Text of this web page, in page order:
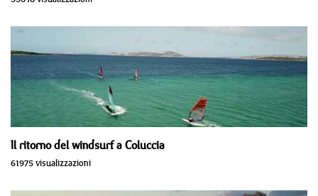
Il ritorno del windsurf a Coluccia
61975 visualizzazioni